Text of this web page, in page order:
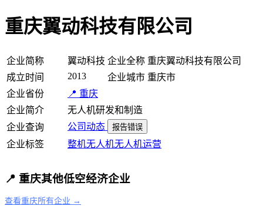
重庆翼动科技有限公司
企业简称 翼动科技 企业全称 重庆翼动科技有限公司
成立时间
2013 企业城市 重庆市
企业省份
📍 重庆
企业简介
无人机研发和制造
企业查询
公司动态 报告错误
企业标签 整机无人机无人机运营
📍 重庆其他低空经济企业
查看重庆所有企业 →